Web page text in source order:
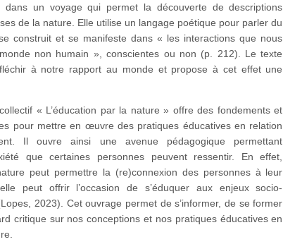
dans un voyage qui permet la découverte de descriptions
de la nature. Elle utilise un langage poétique pour parler du
construit et se manifeste dans « les interactions que nous
non humain », conscientes ou non (p. 212). Le texte
à notre rapport au monde et propose à cet effet une
« L’éducation par la nature » offre des fondements et
pour mettre en œuvre des pratiques éducatives en relation
Il ouvre ainsi une avenue pédagogique permettant
que certaines personnes peuvent ressentir. En effet,
peut permettre la (re)connexion des personnes à leur
peut offrir l’occasion de s’éduquer aux enjeux socio-
2023). Cet ouvrage permet de s’informer, de se former
critique sur nos conceptions et nos pratiques éducatives en